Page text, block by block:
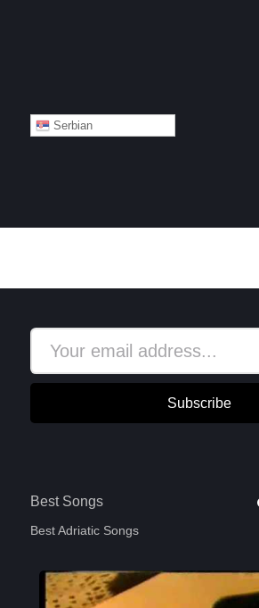
Serbian
Subscribe
Best Songs
Best Adriatic Songs